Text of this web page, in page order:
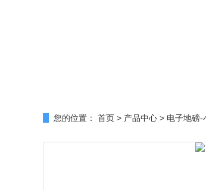
您的位置： 首页 > 产品中心 > 电子地磅-